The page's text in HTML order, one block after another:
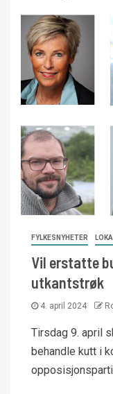
FYLKESNYHETER
Vil erstatte
utkantstrøk
4. april 2024
Tirsdag 9. april
behandle kutt i